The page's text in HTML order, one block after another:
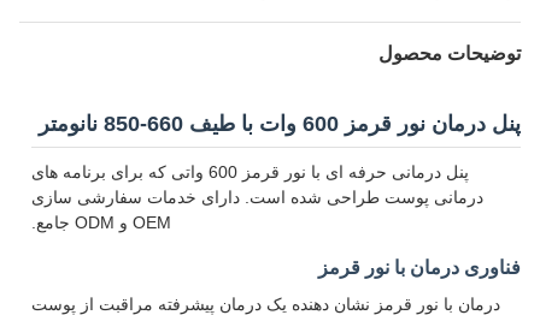
توضیحات محصول
پنل درمان نور قرمز 600 وات با طیف 660-850 نانومتر
پنل درمانی حرفه ای با نور قرمز 600 واتی که برای برنامه های
درمانی پوست طراحی شده است. دارای خدمات سفارشی سازی
OEM و ODM جامع.
فناوری درمان با نور قرمز
درمان با نور قرمز نشان دهنده یک درمان پیشرفته مراقبت از پوست